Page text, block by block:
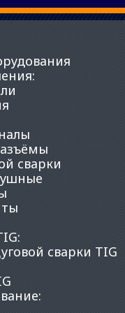
:
сварки
:
сварки TIG
: